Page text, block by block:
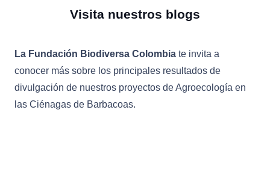
Visita nuestros blogs
La Fundación Biodiversa Colombia te invita a
conocer más sobre los principales resultados de
divulgación de nuestros proyectos de Agroecología en
las Ciénagas de Barbacoas.